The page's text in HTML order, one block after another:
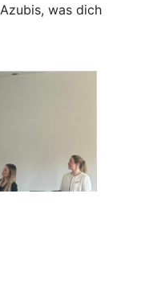
was dich